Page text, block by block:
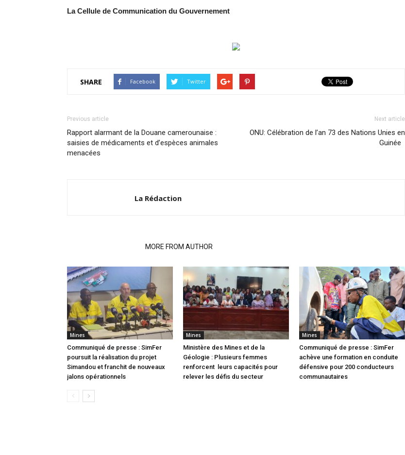
La Cellule de Communication du Gouvernement
SHARE Facebook Twitter
Previous article
Rapport alarmant de la Douane camerounaise :
saisies de médicaments et d’espèces animales
menacées
Next article
ONU: Célébration de l’an 73 des Nations Unies en
Guinée
La Rédaction
MORE FROM AUTHOR
Mines
Communiqué de presse : SimFer
poursuit la réalisation du projet
Simandou et franchit de nouveaux
jalons opérationnels
Mines
Ministère des Mines et de la
Géologie : Plusieurs femmes
renforcent leurs capacités pour
relever les défis du secteur
Mines
Communiqué de presse : SimFer
achève une formation en conduite
défensive pour 200 conducteurs
communautaires